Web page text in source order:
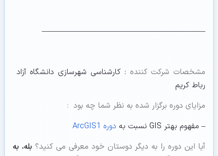
—————————————————————
مشخصات شرکت کننده : کارشناسی شهرسازی دانشگاه آزاد
رباط کریم
مزایای دوره برگزار شده به نظر شما چه بود :
– مفهوم بهتر GIS نسبت به
دوره ArcGIS1
آیا این دوره را به دیگر دوستان خود معرفی می کنید؟ بله، به